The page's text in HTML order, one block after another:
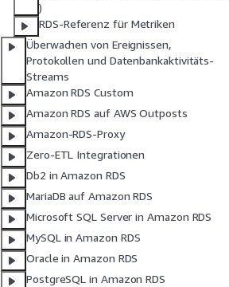
)
RDS-Referenz für Metriken
Überwachen von Ereignissen,
Protokollen und Datenbankaktivitäts-
Streams
Amazon RDS Custom
Amazon RDS auf AWS Outposts
Amazon-RDS-Proxy
Zero-ETL Integrationen
Db2 in Amazon RDS
MariaDB auf Amazon RDS
Microsoft SQL Server in Amazon RDS
MySQL in Amazon RDS
Oracle in Amazon RDS
PostgreSQL in Amazon RDS